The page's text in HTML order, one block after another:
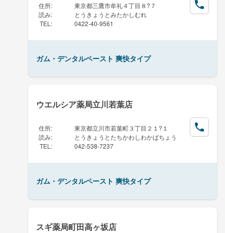
住所:
東京都三鷹市牟礼４丁目８?７
読み:
とうきょうとみたかしむれ
TEL : 0422-40-9561
ガム・デンタルペースト 爽快タイプ
ウエルシア薬局立川若葉店
住所:
東京都立川市若葉町３丁目２１?１
読み:
とうきょうとたちかわしわかばちょう
TEL : 042-538-7237
ガム・デンタルペースト 爽快タイプ
スギ薬局町田高ヶ坂店